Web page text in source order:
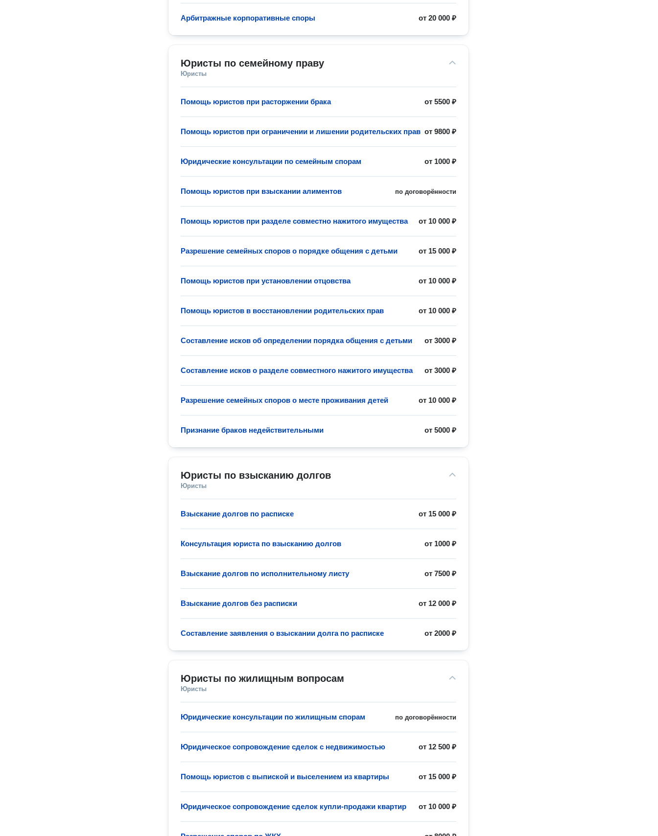
от20 000 ₽
Арбитражные корпоративные споры
Юристы по семейному праву
Юристы
от5500 ₽
Помощь юристов при расторжении брака
от9800 ₽
Помощь юристов при ограничении и лишении родительских прав
от 1000 ₽
Юридические консультации по семейным спорам
по договорённости
Помощь юристов при взыскании алиментов
от 10 000 ₽
Помощь юристов при разделе совместно нажитого имущества
от 15 000 ₽
Разрешение семейных споров о порядке общения с детьми
от 10 000 ₽
Помощь юристов при установлении отцовства
от 10 000 ₽
Помощь юристов в восстановлении родительских прав
от3000 ₽
Составление исков об определении порядка общения с детьми
от3000 ₽
Составление исков о разделе совместного нажитого имущества
от 10 000 ₽
Разрешение семейных споров о месте проживания детей
от5000 ₽
Признание браков недействительными
Юристы по взысканию долгов
Юристы
от 15 000 ₽
Взыскание долгов по расписке
от 1000 ₽
Консультация юриста по взысканию долгов
от7500 ₽
Взыскание долгов по исполнительному листу
от 12 000 ₽
Взыскание долгов без расписки
от2000 ₽
Составление заявления о взыскании долга по расписке
Юристы по жилищным вопросам
Юристы
по договорённости
Юридические консультации по жилищным спорам
от 12 500 ₽
Юридическое сопровождение сделок с недвижимостью
от 15 000 ₽
Помощь юристов с выпиской и выселением из квартиры
от 10 000 ₽
Юридическое сопровождение сделок купли-продажи квартир